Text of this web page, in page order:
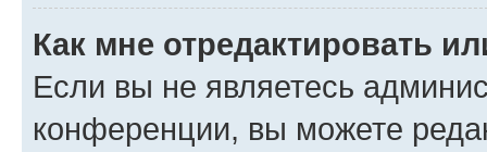
Как мне отредактировать
Если вы не являетесь
конференции, вы можете